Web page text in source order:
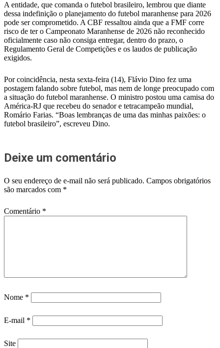
A entidade, que comanda o futebol brasileiro, lembrou que diante
dessa indefinição o planejamento do futebol maranhense para 2026
pode ser comprometido. A CBF ressaltou ainda que a FMF corre
risco de ter o Campeonato Maranhense de 2026 não reconhecido
oficialmente caso não consiga entregar, dentro do prazo, o
Regulamento Geral de Competições e os laudos de publicação
exigidos.
Por coincidência, nesta sexta-feira (14), Flávio Dino fez uma
postagem falando sobre futebol, mas nem de longe preocupado com
a situação do futebol maranhense. O ministro postou uma camisa do
América-RJ que recebeu do senador e tetracampeão mundial,
Romário Farias. “Boas lembranças de uma das minhas paixões: o
futebol brasileiro”, escreveu Dino.
Deixe um comentário
O seu endereço de e-mail não será publicado. Campos obrigatórios
são marcados com *
Comentário *
Nome *
E-mail *
Site